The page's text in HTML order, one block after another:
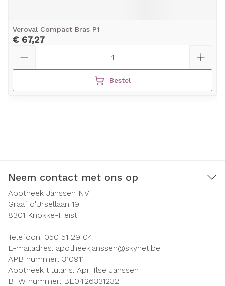
Veroval Compact Bras P1
€ 67,27
Bestel
Neem contact met ons op
Apotheek Janssen NV
Graaf d'Ursellaan 19
8301 Knokke-Heist
Telefoon: 050 51 29 04
E-mailadres: apotheekjanssen@skynet.be
APB nummer: 310911
Apotheek titularis: Apr. Ilse Janssen
BTW nummer: BE0426331232